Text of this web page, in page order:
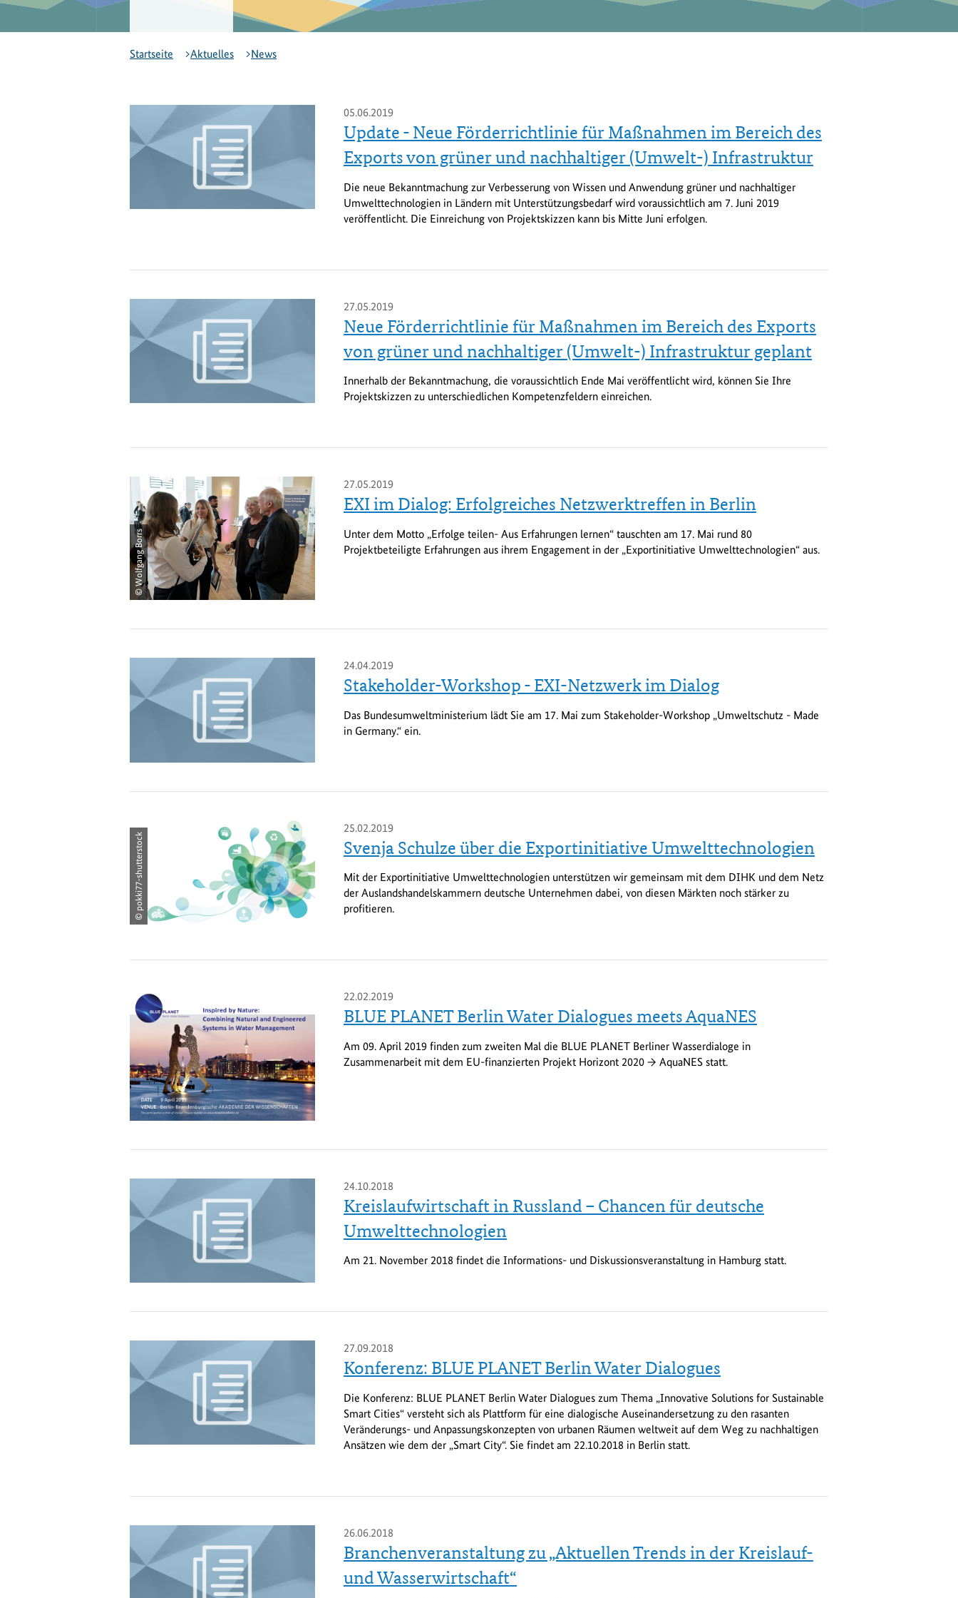
Startseite Aktuelles News
05.06.2019
Update - Neue Förderrichtlinie für Maßnahmen im Bereich des
Exports von grüner und nachhaltiger (Umwelt-) Infrastruktur
Die neue Bekanntmachung zur Verbesserung von Wissen und Anwendung grüner und nachhaltiger
Umwelttechnologien in Ländern mit Unterstützungsbedarf wird voraussichtlich am 7. Juni 2019
veröffentlicht. Die Einreichung von Projektskizzen kann bis Mitte Juni erfolgen.
27.05.2019
Neue Förderrichtlinie für Maßnahmen im Bereich des Exports
von grüner und nachhaltiger (Umwelt-) Infrastruktur geplant
Innerhalb der Bekanntmachung, die voraussichtlich Ende Mai veröffentlicht wird, können Sie Ihre
Projektskizzen zu unterschiedlichen Kompetenzfeldern einreichen.
© Wolfgang Borrs
27.05.2019
EXI im Dialog: Erfolgreiches Netzwerktreffen in Berlin
Unter dem Motto „Erfolge teilen- Aus Erfahrungen lernen“ tauschten am 17. Mai rund 80
Projektbeteiligte Erfahrungen aus ihrem Engagement in der „Exportinitiative Umwelttechnologien“ aus.
24.04.2019
Stakeholder-Workshop - EXI-Netzwerk im Dialog
Das Bundesumweltministerium lädt Sie am 17. Mai zum Stakeholder-Workshop „Umweltschutz - Made
in Germany.“ ein.
© pokki77-shutterstock
25.02.2019
Svenja Schulze über die Exportinitiative Umwelttechnologien
Mit der Exportinitiative Umwelttechnologien unterstützen wir gemeinsam mit dem DIHK und dem Netz
der Auslandshandelskammern deutsche Unternehmen dabei, von diesen Märkten noch stärker zu
profitieren.
22.02.2019
BLUE PLANET Berlin Water Dialogues meets AquaNES
Am 09. April 2019 finden zum zweiten Mal die BLUE PLANET Berliner Wasserdialoge in
Zusammenarbeit mit dem EU-finanzierten Projekt Horizont 2020 → AquaNES statt.
24.10.2018
Kreislaufwirtschaft in Russland – Chancen für deutsche
Umwelttechnologien
Am 21. November 2018 findet die Informations- und Diskussionsveranstaltung in Hamburg statt.
27.09.2018
Konferenz: BLUE PLANET Berlin Water Dialogues
Die Konferenz: BLUE PLANET Berlin Water Dialogues zum Thema „Innovative Solutions for Sustainable
Smart Cities“ versteht sich als Plattform für eine dialogische Auseinandersetzung zu den rasanten
Veränderungs- und Anpassungskonzepten von urbanen Räumen weltweit auf dem Weg zu nachhaltigen
Ansätzen wie dem der „Smart City“. Sie findet am 22.10.2018 in Berlin statt.
26.06.2018
Branchenveranstaltung zu „Aktuellen Trends in der Kreislauf-
und Wasserwirtschaft“